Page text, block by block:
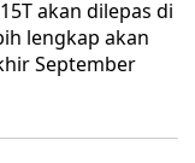
akan dilepas di
lengkap akan
September